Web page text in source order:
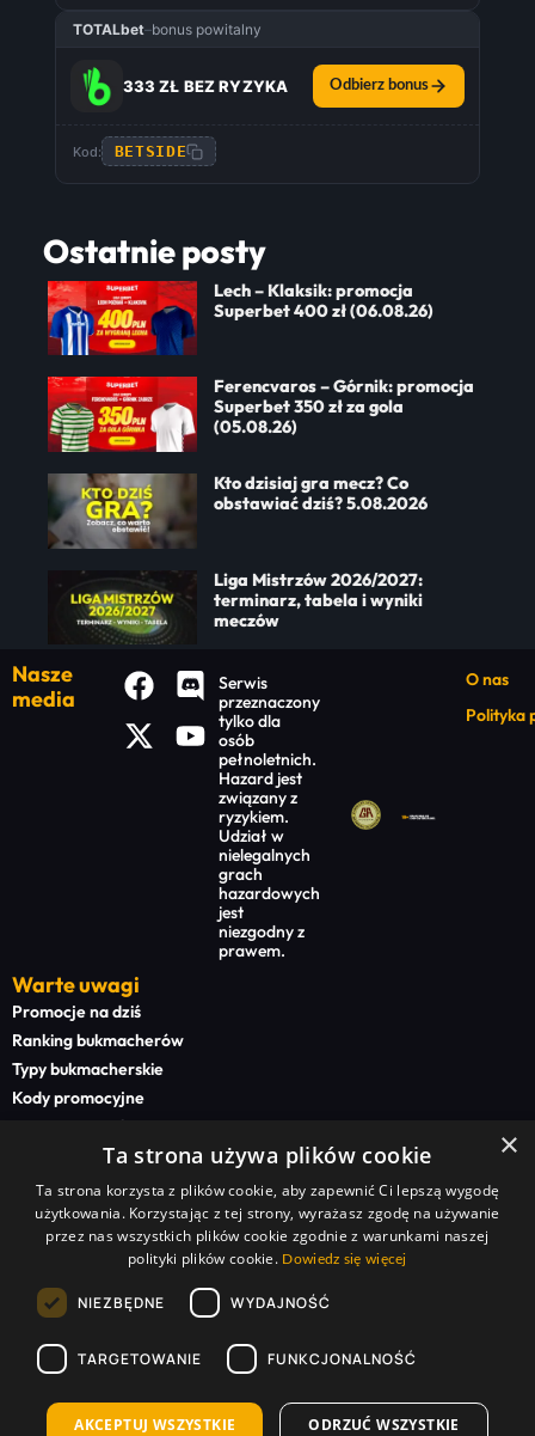
TOTALbet–bonus powitalny
333 ZŁ BEZ RYZYKA Odbierz bonus
Kod: BETSIDE
Ostatnie posty
Lech – Klaksik: promocja
Superbet 400 zł (06.08.26)
Ferencvaros – Górnik: promocja
Superbet 350 zł za gola
(05.08.26)
Kto dzisiaj gra mecz? Co
obstawiać dziś? 5.08.2026
Liga Mistrzów 2026/2027:
terminarz, tabela i wyniki
meczów
Nasze
media
Serwis
przeznaczony
tylko dla
osób
pełnoletnich.
Hazard jest
związany z
ryzykiem.
Udział w
nielegalnych
grach
hazardowych
jest
niezgodny z
prawem.
O nas
Polityka
Warte uwagi
Promocje na dziś
Ranking bukmacherów
Typy bukmacherskie
Kody promocyjne
Bonusy powitalne
Newsy bukmacherskie
Na start
Superbet kod promocyjny
STS kod promocyjny
BETFAN kod promocyjny
TOTALbet kod promocyjny
Sponsorzy serwisu:
TOTALbet Zakłady Bukmacherskie Sp. z o.o. | BETFAN Zakłady Bukmacherskie Polska Sp. z
o.o. | Betclic Zakłady Bukmacherskie Polska Sp. z o.o. | forBET Zakłady Bukmacherskie Sp. z
o.o. | FORTUNA online zakłady bukmacherskie Sp. z o.o. | LV BET Zakłady Bukmacherskie Sp.
×
Ta strona używa plików cookie
Ta strona korzysta z plików cookie, aby zapewnić Ci lepszą wygodę
użytkowania. Korzystając z tej strony, wyrażasz zgodę na używanie
przez nas wszystkich plików cookie zgodnie z warunkami naszej
polityki plików cookie. Dowiedz się więcej
NIEZBĘDNE WYDAJNOŚĆ
TARGETOWANIE FUNKCJONALNOŚĆ
AKCEPTUJ WSZYSTKIE ODRZUĆ WSZYSTKIE